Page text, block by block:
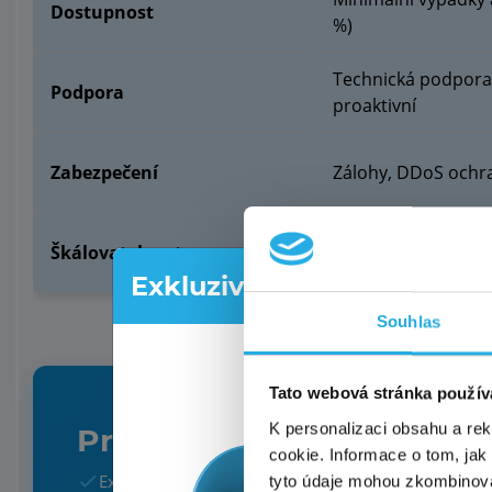
Souhlas
Tato webová stránka
K personalizaci obsahu a
cookie. Informace o tom,
tyto údaje mohou
Dostupnost
%)
Podpora
Technická
proaktivní
Zabezpečení Zálohy, DDoS
Škálovatelnost
Profesionální web pro
Expertní řešení Rychle a levně Originální design
Exkluzivní akce pro nové
5, a
jak